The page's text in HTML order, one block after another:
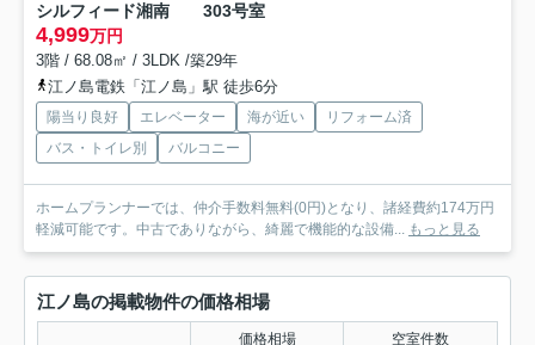
シルフィード湘南 303号室
4,999万円
3階 / 68.08㎡ / 3LDK /築29年
江ノ島電鉄「江ノ島」駅 徒歩6分
陽当り良好 エレベーター 海が近い
リフォーム済
バス・トイレ別
バルコニー
ホームプランナーでは、仲介手数料無料(0円)となり、諸経費約174万円
軽減可能です。中古でありながら、綺麗で機能的な設備... もっと見る
江ノ島の掲載物件の価格相場
価格相場 空室件数